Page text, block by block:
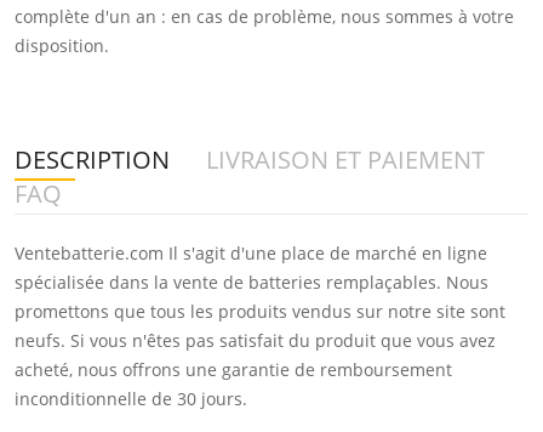
complète d'un an : en cas de problème, nous sommes à votre
disposition.
DESCRIPTION
LIVRAISON ET PAIEMENT
FAQ
Ventebatterie.com Il s'agit d'une place de marché en ligne
spécialisée dans la vente de batteries remplaçables. Nous
promettons que tous les produits vendus sur notre site sont
neufs. Si vous n'êtes pas satisfait du produit que vous avez
acheté, nous offrons une garantie de remboursement
inconditionnelle de 30 jours.